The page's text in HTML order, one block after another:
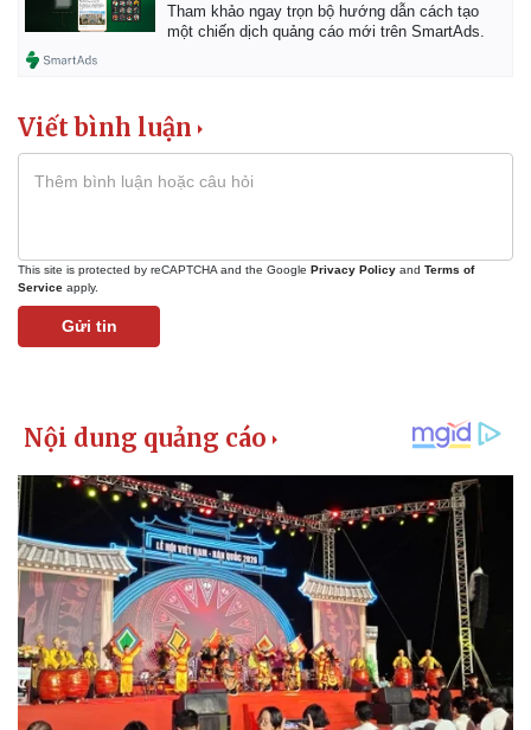
Thế giới thể thao
eSports
Hậu trường
Ô tô - Xe máy
Tham khảo ngay trọn bộ hướng dẫn cách tạo
một chiến dịch quảng cáo mới trên SmartAds.
Viết bình luận
This site is protected by reCAPTCHA and the Google Privacy Policy and Terms of
Service apply.
Gửi tin